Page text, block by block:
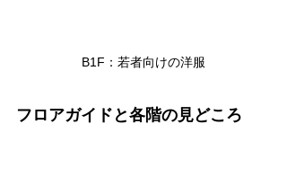
B1F：若者向けの洋服
フロアガイドと各階の見どころ